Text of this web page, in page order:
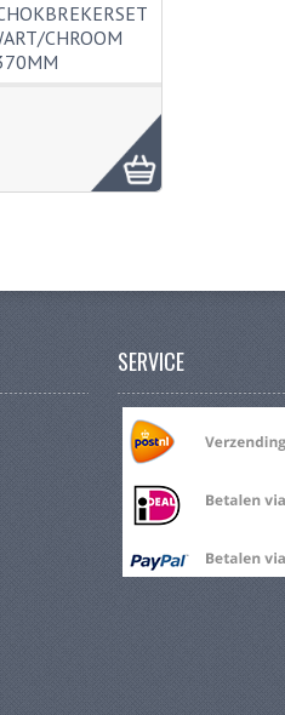
CHROOM
SERVICE